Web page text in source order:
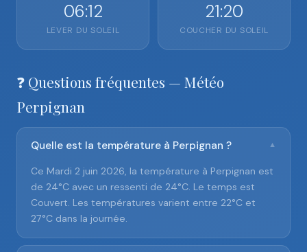
06:12
LEVER DU SOLEIL
21:20
COUCHER DU SOLEIL
❓ Questions fréquentes — Météo
Perpignan
Quelle est la température à Perpignan ? ▼
Ce Mardi 2 juin 2026, la température à Perpignan est
de 24°C avec un ressenti de 24°C. Le temps est
Couvert. Les températures varient entre 22°C et
27°C dans la journée.